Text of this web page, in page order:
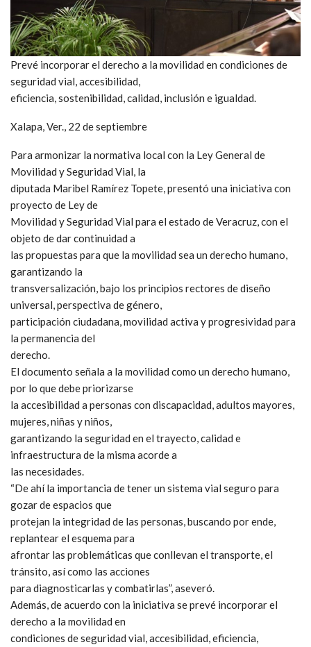
Prevé incorporar el derecho a la movilidad en condiciones de
seguridad vial, accesibilidad,
eficiencia, sostenibilidad, calidad, inclusión e igualdad.
Xalapa, Ver., 22 de septiembre
Para armonizar la normativa local con la Ley General de
Movilidad y Seguridad Vial, la
diputada Maribel Ramírez Topete, presentó una iniciativa con
proyecto de Ley de
Movilidad y Seguridad Vial para el estado de Veracruz, con el
objeto de dar continuidad a
las propuestas para que la movilidad sea un derecho humano,
garantizando la
transversalización, bajo los principios rectores de diseño
universal, perspectiva de género,
participación ciudadana, movilidad activa y progresividad para
la permanencia del
derecho.
El documento señala a la movilidad como un derecho humano,
por lo que debe priorizarse
la accesibilidad a personas con discapacidad, adultos mayores,
mujeres, niñas y niños,
garantizando la seguridad en el trayecto, calidad e
infraestructura de la misma acorde a
las necesidades.
“De ahí la importancia de tener un sistema vial seguro para
gozar de espacios que
protejan la integridad de las personas, buscando por ende,
replantear el esquema para
afrontar las problemáticas que conllevan el transporte, el
tránsito, así como las acciones
para diagnosticarlas y combatirlas”, aseveró.
Además, de acuerdo con la iniciativa se prevé incorporar el
derecho a la movilidad en
condiciones de seguridad vial, accesibilidad, eficiencia,